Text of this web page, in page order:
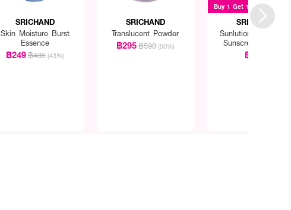
SRICHAND
Skin Moisture Burst
Essence
฿249฿435 (43%)
SRICHAND
Translucent Powder
฿295฿590 (50%)
Buy 1 Get 1
SRICHAND
Sunlution Acne
Sunscreen SPF50+
PA++++
฿299